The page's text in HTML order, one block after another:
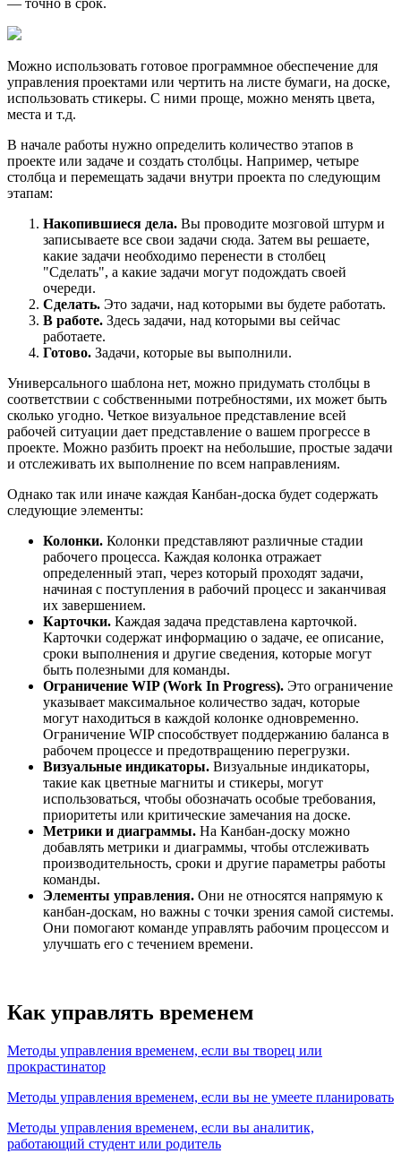
— точно в срок.
Можно использовать готовое программное обеспечение для
управления проектами или чертить на листе бумаги, на доске,
использовать стикеры. С ними проще, можно менять цвета,
места и т.д.
В начале работы нужно определить количество этапов в
проекте или задаче и создать столбцы. Например, четыре
столбца и перемещать задачи внутри проекта по следующим
этапам:
Накопившиеся дела. Вы проводите мозговой штурм и
записываете все свои задачи сюда. Затем вы решаете,
какие задачи необходимо перенести в столбец
"Сделать", а какие задачи могут подождать своей
очереди.
Сделать. Это задачи, над которыми вы будете работать.
В работе. Здесь задачи, над которыми вы сейчас
работаете.
Готово. Задачи, которые вы выполнили.
Универсального шаблона нет, можно придумать столбцы в
соответствии с собственными потребностями, их может быть
сколько угодно. Четкое визуальное представление всей
рабочей ситуации дает представление о вашем прогрессе в
проекте. Можно разбить проект на небольшие, простые задачи
и отслеживать их выполнение по всем направлениям.
Однако так или иначе каждая Канбан-доска будет содержать
следующие элементы:
Колонки. Колонки представляют различные стадии
рабочего процесса. Каждая колонка отражает
определенный этап, через который проходят задачи,
начиная с поступления в рабочий процесс и заканчивая
их завершением.
Карточки. Каждая задача представлена карточкой.
Карточки содержат информацию о задаче, ее описание,
сроки выполнения и другие сведения, которые могут
быть полезными для команды.
Ограничение WIP (Work In Progress). Это ограничение
указывает максимальное количество задач, которые
могут находиться в каждой колонке одновременно.
Ограничение WIP способствует поддержанию баланса в
рабочем процессе и предотвращению перегрузки.
Визуальные индикаторы. Визуальные индикаторы,
такие как цветные магниты и стикеры, могут
использоваться, чтобы обозначать особые требования,
приоритеты или критические замечания на доске.
Метрики и диаграммы. На Канбан-доску можно
добавлять метрики и диаграммы, чтобы отслеживать
производительность, сроки и другие параметры работы
команды.
Элементы управления. Они не относятся напрямую к
канбан-доскам, но важны с точки зрения самой системы.
Они помогают команде управлять рабочим процессом и
улучшать его с течением времени.
Как управлять временем
Методы управления временем, если вы творец или
прокрастинатор
Методы управления временем, если вы не умеете планировать
Методы управления временем, если вы аналитик,
работающий студент или родитель